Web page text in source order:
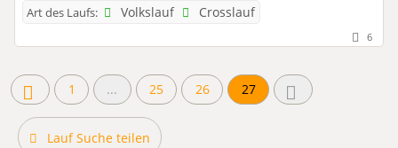
Art des Laufs:
Volkslauf Crosslauf
6
1 ... 25 26 27
Lauf Suche teilen